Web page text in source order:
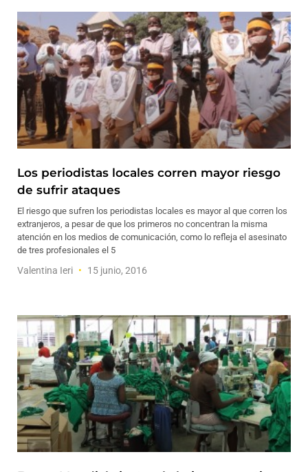
Los periodistas locales corren mayor riesgo
de sufrir ataques
El riesgo que sufren los periodistas locales es mayor al que corren los
extranjeros, a pesar de que los primeros no concentran la misma
atención en los medios de comunicación, como lo refleja el asesinato
de tres profesionales el 5
Valentina Ieri 15 junio, 2016